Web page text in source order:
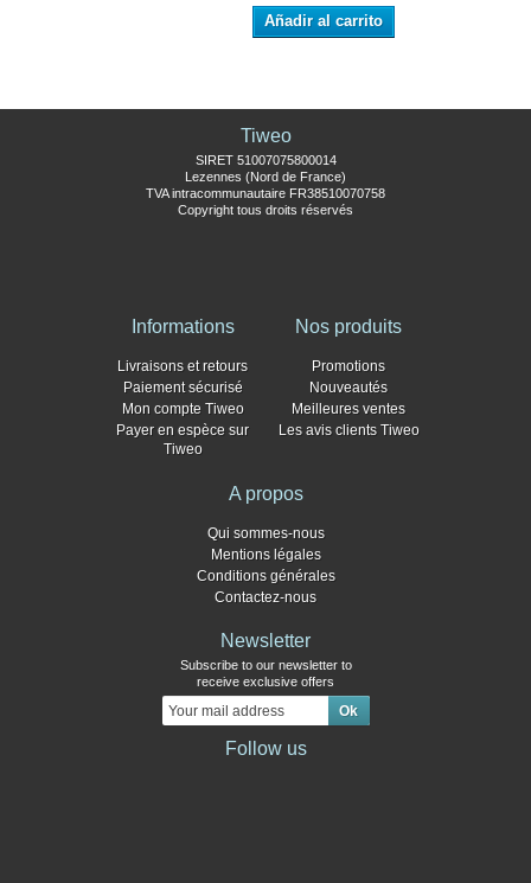
Añadir al carrito
Tiweo
SIRET 51007075800014
Lezennes (Nord de France)
TVA intracommunautaire FR38510070758
Copyright tous droits réservés
Informations
Livraisons et retours
Paiement sécurisé
Mon compte Tiweo
Payer en espèce sur
Tiweo
Nos produits
Promotions
Nouveautés
Meilleures ventes
Les avis clients Tiweo
A propos
Qui sommes-nous
Mentions légales
Conditions générales
Contactez-nous
Newsletter
Subscribe to our newsletter to
receive exclusive offers
Follow us